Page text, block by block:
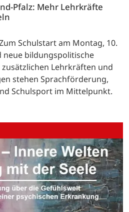
Pfalz: Mehr Lehrkräfte
Schulstart am Montag, 10.
neue bildungspolitische
Lehrkräften und
stehen Sprachförderung,
Schulsport im Mittelpunkt.